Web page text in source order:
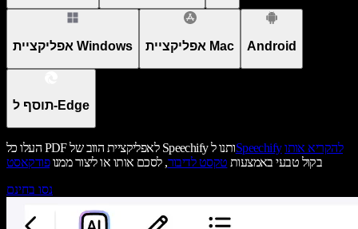
אפליקציית Windows אפליקציית Mac Android
תוסף ל-Edge
העלו כל PDF לאפליקציית הווב של Speechify ותנו לSpeechify להקריא אותו
בקול טבעי באמצעות טקסט לדיבור, לסכם אותו או ליצור ממנופודקאסט
נסו בחינם